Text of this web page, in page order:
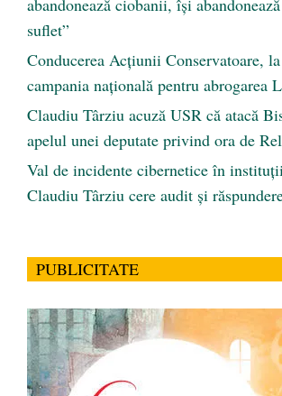
abandonează ciobanii, își
suflet”
Conducerea Acțiunii Conservatoare,
campania națională pentru abrogarea
Claudiu Târziu acuză USR că atacă
apelul unei deputate privind ora de
Val de incidente cibernetice în
Claudiu Târziu cere audit și
PUBLICITATE